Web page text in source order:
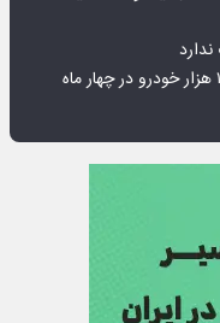
افت ۳۴ درصدی فروش خودروسازان؛ ۱۵۵ هزار خودرو در چهار ماه